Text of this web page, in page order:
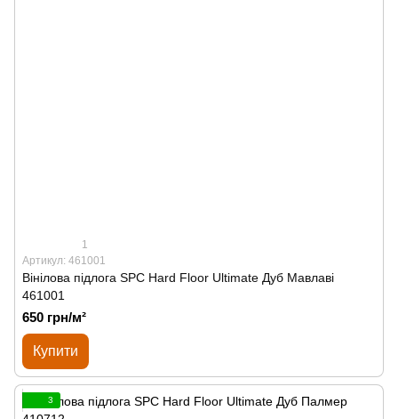
1
Артикул: 461001
Вінілова підлога SPС Hard Floor Ultimate Дуб Мавлаві
461001
650 грн/м²
Купити
3